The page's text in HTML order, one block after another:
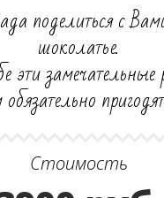
поделиться с
шоколатье.
эти
Стоимость